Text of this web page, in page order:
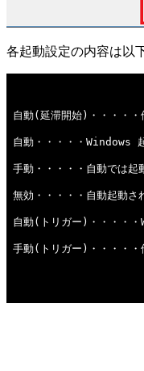
各起動設定の内容は以
自動(延滞開始)・・・・・
自動・・・・・Windows
手動・・・・・自動では起
無効・・・・・自動起動さ
自動(トリガー)・・・・・
手動(トリガー)・・・・・